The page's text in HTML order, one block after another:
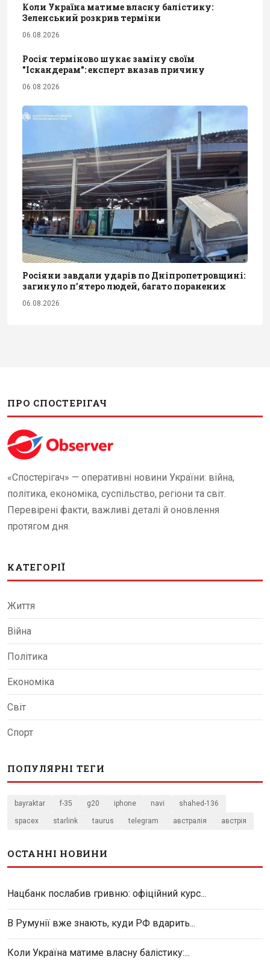
Коли Україна матиме власну балістику:
Зеленський розкрив терміни
06.08.2026
Росія терміново шукає заміну своїм
"Іскандерам": експерт вказав причину
06.08.2026
Росіяни завдали ударів по Дніпропетровщині:
загинуло пʼятеро людей, багато поранених
06.08.2026
ПРО СПОСТЕРІГАЧ
«Спостерігач» — оперативні новини України: війна,
політика, економіка, суспільство, регіони та світ.
Перевірені факти, важливі деталі й оновлення
протягом дня.
КАТЕГОРІЇ
Життя
Війна
Політика
Економіка
Світ
Спорт
ПОПУЛЯРНІ ТЕГИ
bayraktar f-35 g20 iphone navi shahed-136
spacex starlink taurus telegram австралія австрія
ОСТАННІ НОВИНИ
Нацбанк послабив гривню: офіційний курс...
В Румунії вже знають, куди РФ вдарить...
Коли Україна матиме власну балістику:...